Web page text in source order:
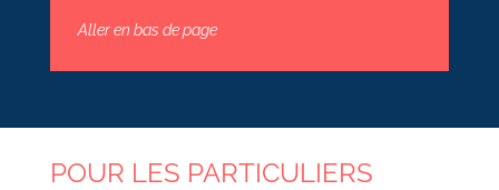
Aller en bas de page
POUR LES PARTICULIERS